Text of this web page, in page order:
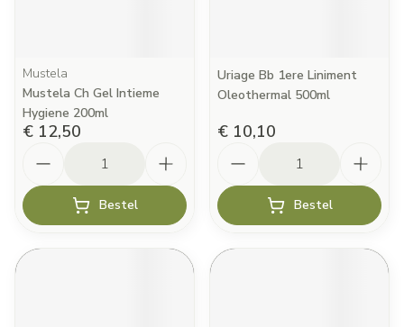
Mustela
Mustela Ch Gel Intieme
Hygiene 200ml
€ 12,50
Bestel
Uriage Bb 1ere Liniment
Oleothermal 500ml
€ 10,10
Bestel